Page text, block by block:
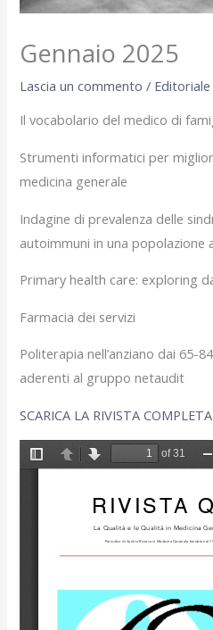
Gennaio 2025
Lascia un commento / Editoriale
Il vocabolario del medico di
Strumenti informatici per
medicina generale
Indagine di prevalenza delle
autoimmuni in una popolazione
Primary health care: exploring
Farmacia dei servizi
Politerapia nell’anziano dai 65-
aderenti al gruppo netaudit
SCARICA LA RIVISTA COMPLETA